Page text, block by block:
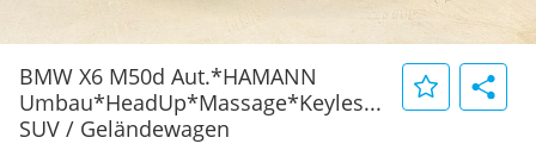
BMW X6 M50d Aut.*HAMANN
Umbau*HeadUp*Massage*Keyles...
SUV / Geländewagen